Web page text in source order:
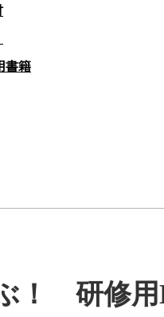
書籍
！ 研修用